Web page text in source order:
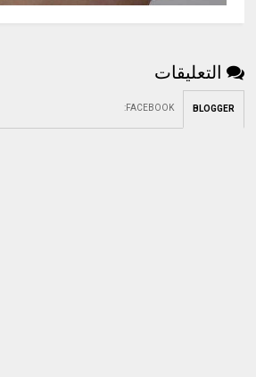
التعليقات
BLOGGER
FACEBOOK
: